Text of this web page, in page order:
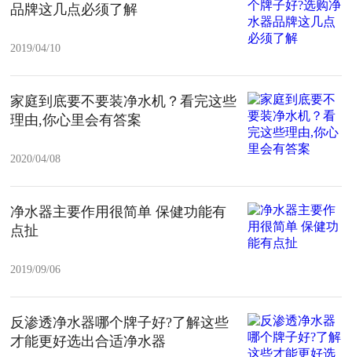
品牌这几点必须了解
2019/04/10
家庭到底要不要装净水机？看完这些
理由,你心里会有答案
2020/04/08
净水器主要作用很简单 保健功能有
点扯
2019/09/06
反渗透净水器哪个牌子好?了解这些
才能更好选出合适净水器